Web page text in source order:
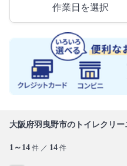
作業日を選択
大阪府羽曳野市のトイレクリー
1～14 件 ／ 14 件